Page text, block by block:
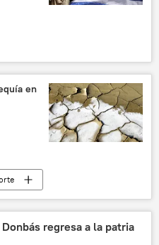
en
(ATCC)
regresa a la patria